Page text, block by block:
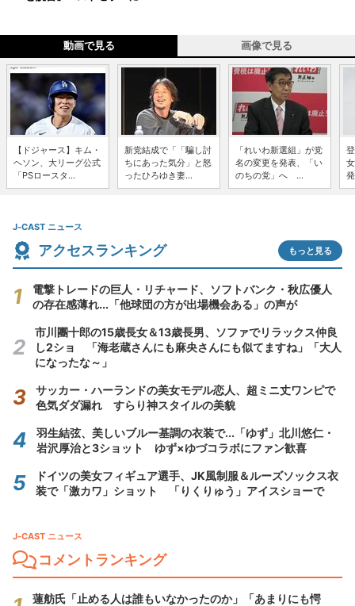
動画で見る 画像で見る
【ドジャース】キム・
ヘソン、大リーグ公式
「PSロースタ...
新党結成で「「騙し討
ちにあった気分」と怒
ったひろゆき妻...
「れいわ新選組」が党
名の変更を発表、「い
のちの党」へ ...
J-CAST ニュース
アクセスランキング もっと見る
電撃トレードの巨人・リチャード、ソフトバンク・秋広優人
の存在感薄れ...「他球団の方が出場機会ある」の声が
市川團十郎の15歳長女＆13歳長男、ソファでリラックス仲良
し2ショ 「海老蔵さんにも麻央さんにも似てますね」「大人
になったな～」
サッカー・ハーランドの美女モデル恋人、超ミニ丈ワンピで
色気ダダ漏れ すらり神スタイルの美貌
羽生結弦、美しいブルー基調の衣装で...「ゆず」北川悠仁・
岩沢厚治と3ショット ゆず×ゆづコラボにファン歓喜
ドイツの美女フィギュア選手、JK風制服＆ルーズソックス衣
装で「激カワ」ショット 「りくりゅう」アイスショーで
J-CAST ニュース
コメントランキング
蓮舫氏「止める人は誰もいなかったのか」「あまりにも愕